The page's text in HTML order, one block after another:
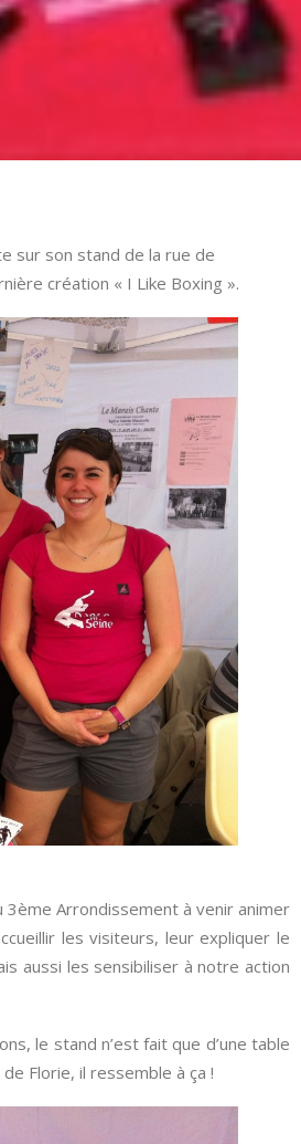
sur son stand de la rue de
création « I Like Boxing ».
3ème Arrondissement à venir animer
les visiteurs, leur expliquer le
aussi les sensibiliser à notre action
le stand n’est fait que d’une table
Florie, il ressemble à ça !